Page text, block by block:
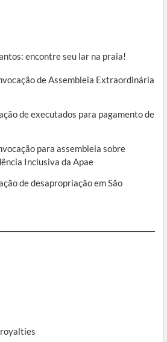
encontre seu lar na praia!
de Assembleia Extraordinária
de executados para pagamento de
para assembleia sobre
Inclusiva da Apae
de desapropriação em São